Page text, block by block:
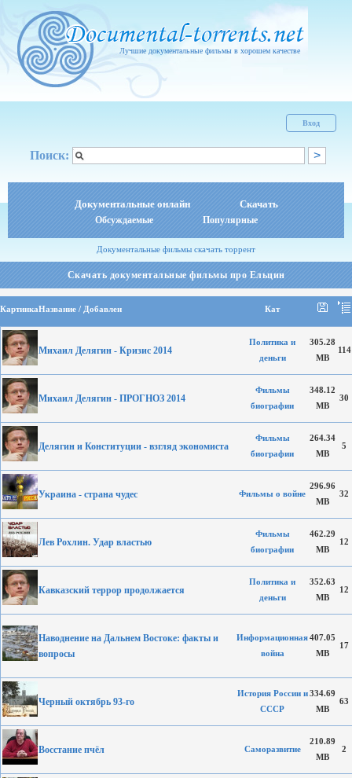
Лучшие документальные фильмы в хорошем качестве
Вход
Поиск:
Документальные онлайн Скачать
Обсуждаемые Популярные
Документальные фильмы скачать торрент
Скачать документальные фильмы про Ельцин
КартинкаНазвание / Добавлен Кат
Михаил Делягин - Кризис 2014
Политика и
деньги
305.28
MB
114
Михаил Делягин - ПРОГНОЗ 2014
Фильмы
биографии
348.12
MB
30
Делягин и Конституции - взгляд экономиста
Фильмы
биографии
264.34
MB
5
Украина - страна чудес Фильмы о войне
296.96
MB
32
Лев Рохлин. Удар властью
Фильмы
биографии
462.29
MB
12
Кавказский террор продолжается
Политика и
деньги
352.63
MB
12
Наводнение на Дальнем Востоке: факты и
вопросы
Информационная
война
407.05
MB
17
Черный октябрь 93-го
История России и
СССР
334.69
MB
63
Восстание пчёл Саморазвитие
210.89
MB
2